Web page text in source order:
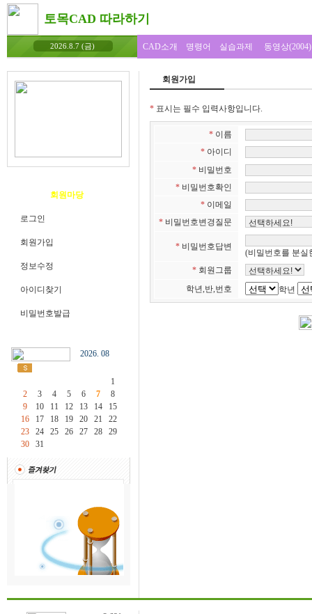
토목CAD 따라하기
2026.8.7 (금) CAD소개 명령어 실습과제 동영상(2004)
회원마당
로그인
회원가입
정보수정
아이디찾기
비밀번호발급
2026. 08
1
2
3 4 5 6 7
8
9
10 11 12 13 14
15
16
17 18 19 20 21
22
23
24 25 26 27 28
29
30
31
회원가입
* 표시는 필수 입력사항입니다.
* 이름
* 아이디
* 비밀번호
* 비밀번호확인
* 이메일
* 비밀번호변경질문
* 비밀번호답변
(비밀번호를 분실
* 회원그룹
학년,반,번호
학년